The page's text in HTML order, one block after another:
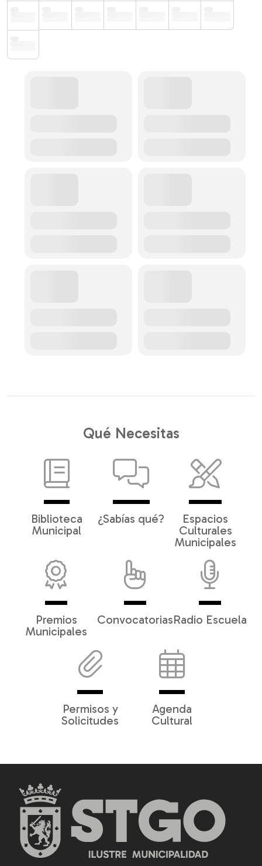
Qué Necesitas
Biblioteca
Municipal
¿Sabías qué?
Espacios
Culturales
Municipales
Premios
Municipales
ConvocatoriasRadio Escuela
Permisos y
Solicitudes
Agenda
Cultural